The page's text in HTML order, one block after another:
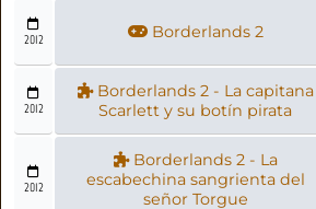
2012 Borderlands 2
2012
Borderlands 2 - La capitana
Scarlett y su botín pirata
2012
Borderlands 2 - La
escabechina sangrienta del
señor Torgue